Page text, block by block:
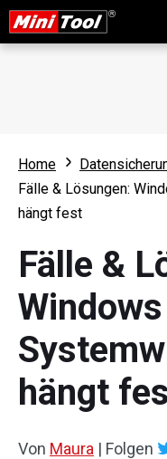
Home
Fälle & Lösungen:
hängt fest
Fälle &
Windows
hängt
Von Maura | Folgen